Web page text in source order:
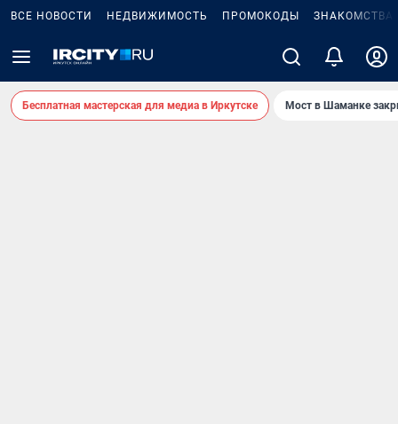
ВСЕ НОВОСТИ НЕДВИЖИМОСТЬ ПРОМОКОДЫ ЗНАКОМСТВА
Бесплатная мастерская для медиа в Иркутске Мост в Шаманке